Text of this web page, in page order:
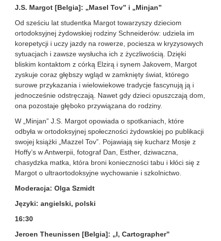
J.S. Margot [Belgia]: „Masel Tov” i „Minjan”
Od sześciu lat studentka Margot towarzyszy dzieciom
ortodoksyjnej żydowskiej rodziny Schneiderów: udziela im
korepetycji i uczy jazdy na rowerze, pociesza w kryzysowych
sytuacjach i zawsze wysłucha ich z życzliwością. Dzięki
bliskim kontaktom z córką Elzirą i synem Jakovem, Margot
zyskuje coraz głębszy wgląd w zamknięty świat, którego
surowe przykazania i wielowiekowe tradycje fascynują ją i
jednocześnie odstręczają. Nawet gdy dzieci opuszczają dom,
ona pozostaje głęboko przywiązana do rodziny.
W „Minjan” J.S. Margot opowiada o spotkaniach, które
odbyła w ortodoksyjnej społeczności żydowskiej po publikacji
swojej książki „Mazzel Tov”. Pojawiają się kucharz Mosje z
Hoffy’s w Antwerpii, fotograf Dan, Esther, dziwaczna,
chasydzka matka, która broni konieczności tabu i kłóci się z
Margot o ultraortodoksyjne wychowanie i szkolnictwo.
Moderacja: Olga Szmidt
Języki: angielski, polski
16:30
Jeroen Theunissen [Belgia]: „I, Cartographer”